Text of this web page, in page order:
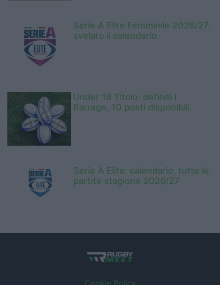
Serie A Elite Femminile 2026/27:
svelato il calendario
Under 18 Titolo: definiti i
Barrage, 10 posti disponibili
Serie A Elite: calendario, tutte le
partite stagione 2026/27